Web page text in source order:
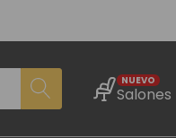
NUEVO
Salones